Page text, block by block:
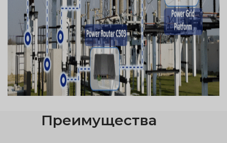
Преимущества